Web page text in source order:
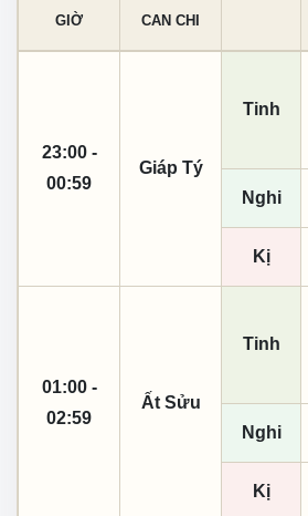
GIỜ CAN CHI
23:00 -
00:59
Giáp Tý
Tinh
Nghi
Kị
01:00 -
02:59
Ất Sửu
Tinh
Nghi
Kị